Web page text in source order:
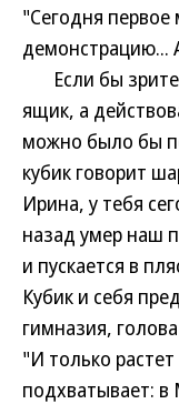
"Сегодня
демонстрацию...
Если бы
ящик, а
можно было бы
кубик говорит
Ирина, у тебя
назад умер наш
и пускается в
Кубик и себя
гимназия,
"И только
подхватывает: в